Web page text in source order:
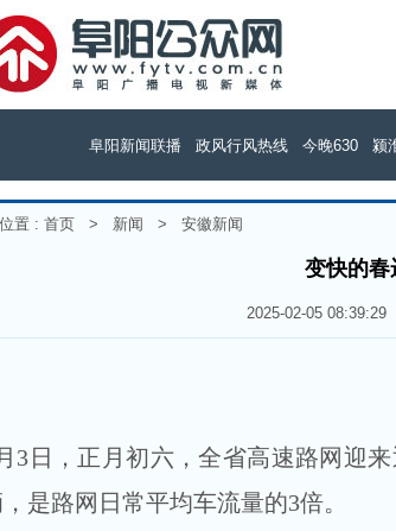
阜阳新闻联播 政风行风热线 今晚630 颍
置 : 首页 > 新闻 > 安徽新闻
变快的春
2025-02-05
3日，正月初六，全省高速路网迎
是路网日常平均车流量的3倍。